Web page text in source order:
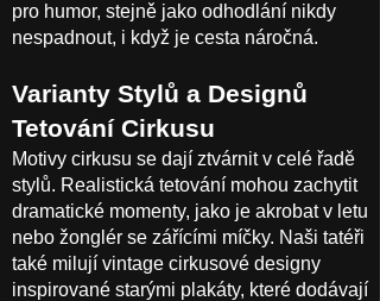
pro humor, stejně jako odhodlání nikdy
nespadnout, i když je cesta náročná.
Varianty Stylů a Designů
Tetování Cirkusu
Motivy cirkusu se dají ztvárnit v celé řadě
stylů. Realistická tetování mohou zachytit
dramatické momenty, jako je akrobat v letu
nebo žonglér se zářícími míčky. Naši tatéři
také milují vintage cirkusové designy
inspirované starými plakáty, které dodávají